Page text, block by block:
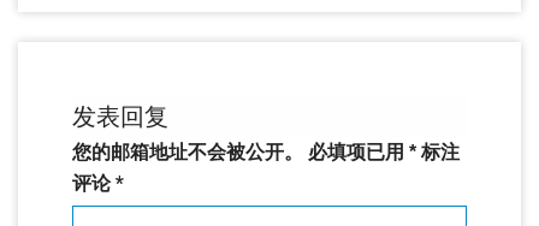
发表回复
您的邮箱地址不会被公开。 必填项已用 * 标注
评论*